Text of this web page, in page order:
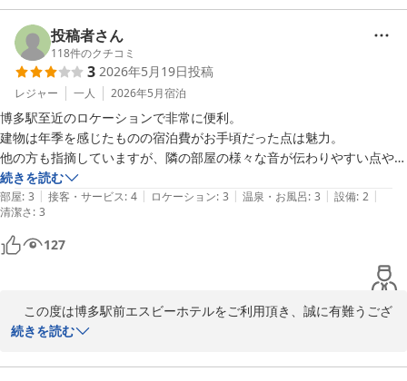
設備や空調につきまして、お客様の御意向にそえずお詫び致しま
す。
また貴重なご意見を賜り、有難うございます。
今後のホテル運営において反映させるべく、お客様に快適にお過ご
し頂けます様今後共務めて参ります。
福岡へお越しの際は、博多駅前エスビーホテルを宜しくお願い致し
ます。
次回お客様のお越しを心よりお待ち申し上げます。
博多駅前エスビーホテル
投稿者さん
118件のクチコミ
3 2026年5月19日投稿
レジャー 一人 2026年5月宿泊
博多駅至近のロケーションで非常に便利。
建物は年季を感じたものの宿泊費がお手頃だった点は魅力。
他の方も指摘していますが、隣の部屋の様々な音が伝わりやすい点や、
自室の浴室の換気設備の音がベッド真上の換気孔から伝わるのがマイナ
ス点
です。
デスク上の照明の光量がスライド式で明暗を調節できるはずなのです
う不思議な
仕様で使い物になりませんでした。
続きを読む
部屋: 3 | 接客・サービス: 4 | ロケーション: 3 | 温泉・お風呂: 3 | 設備: 2 |
清潔さ: 3
127
この度は博多駅前エスビーホテルをご利用頂き、誠に有難うござ
います。
お部屋や設備につきまして貴重なご指摘をいただき、有難うござい
続きを読む